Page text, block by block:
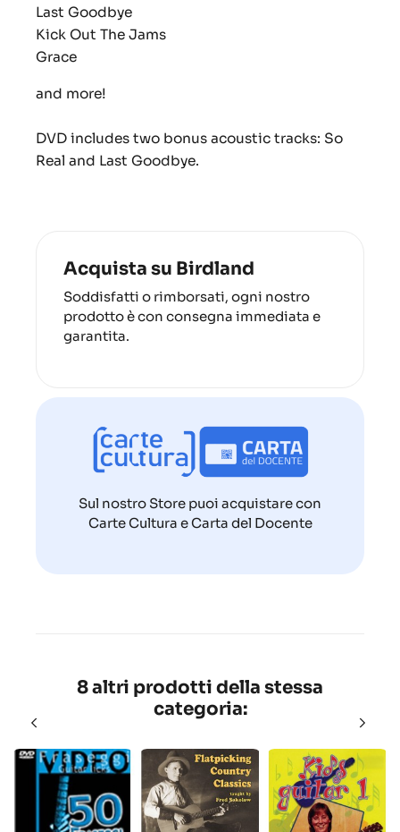
Last Goodbye
Kick Out The Jams
Grace
and more!
DVD includes two bonus acoustic tracks: So
Real and Last Goodbye.
Acquista su Birdland
Soddisfatti o rimborsati, ogni nostro
prodotto è con consegna immediata e
garantita.
Sul nostro Store puoi acquistare con
Carte Cultura e Carta del Docente
8 altri prodotti della stessa
categoria: